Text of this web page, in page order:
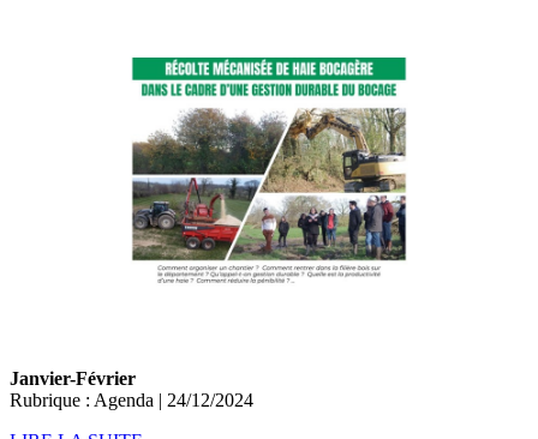
Janvier-Février
Rubrique : Agenda | 24/12/2024